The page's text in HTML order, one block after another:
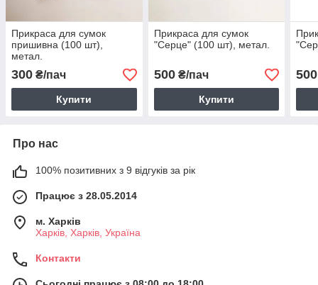
Прикраса для сумок
пришивна (100 шт),
метал.
300 ₴/пач
Купити
Прикраса для сумок
"Серце" (100 шт), метал.
500₴/пач
Купити
500
Про нас
100% позитивних з 9 відгуків за рік
Працює з 28.05.2014
м. Харків
Харків, Харків, Україна
Контакти